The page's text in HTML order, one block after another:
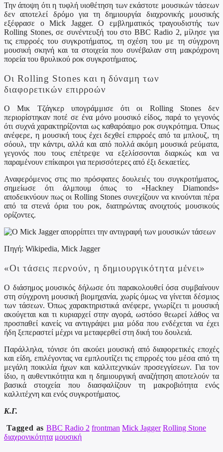
Την άποψη ότι η τυφλή υιοθέτηση των εκάστοτε μουσικών τάσεων
δεν αποτελεί δρόμο για τη δημιουργία διαχρονικής μουσικής
εξέφρασε ο Mick Jagger. Ο εμβληματικός τραγουδιστής των
Rolling Stones, σε συνέντευξή του στο BBC Radio 2, μίλησε για
τις επιρροές του συγκροτήματος, τη σχέση του με τη σύγχρονη
μουσική σκηνή και τα στοιχεία που συνέβαλαν στη μακρόχρονη
πορεία του θρυλικού ροκ συγκροτήματος.
Οι Rolling Stones και η δύναμη των
διαφορετικών επιρροών
Ο Μικ Τζάγκερ υπογράμμισε ότι οι Rolling Stones δεν
περιορίστηκαν ποτέ σε ένα μόνο μουσικό είδος, παρά το γεγονός
ότι συχνά χαρακτηρίζονται ως καθαρόαιμο ροκ συγκρότημα. Όπως
ανέφερε, η μουσική τους έχει δεχθεί επιρροές από τα μπλουζ, τη
σόουλ, την κάντρι, αλλά και από πολλά ακόμη μουσικά ρεύματα,
γεγονός που τους επέτρεψε να εξελίσσονται διαρκώς και να
παραμένουν επίκαιροι για περισσότερες από έξι δεκαετίες.
Αναφερόμενος στις πιο πρόσφατες δουλειές του συγκροτήματος,
σημείωσε ότι άλμπουμ όπως το «Hackney Diamonds»
αποδεικνύουν πως οι Rolling Stones συνεχίζουν να κινούνται πέρα
από τα στενά όρια του ροκ, διατηρώντας ανοιχτούς μουσικούς
ορίζοντες.
Πηγή: Wikipedia, Mick Jagger
«Οι τάσεις περνούν, η δημιουργικότητα μένει»
Ο διάσημος μουσικός δήλωσε ότι παρακολουθεί όσα συμβαίνουν
στη σύγχρονη μουσική βιομηχανία, χωρίς όμως να γίνεται δέσμιος
των τάσεων. Όπως χαρακτηριστικά ανέφερε, γνωρίζει τι μουσική
ακούγεται και τι κυριαρχεί στην αγορά, ωστόσο θεωρεί λάθος να
προσπαθεί κανείς να αντιγράψει μια μόδα που ενδέχεται να έχει
ήδη ξεπεραστεί μέχρι να μεταφερθεί στη δική του δουλειά.
Παράλληλα, τόνισε ότι ακούει μουσική από διαφορετικές εποχές
και είδη, επιλέγοντας να εμπλουτίζει τις επιρροές του μέσα από τη
μεγάλη ποικιλία ήχων και καλλιτεχνικών προσεγγίσεων. Για τον
ίδιο, η αυθεντικότητα και η δημιουργική αναζήτηση αποτελούν τα
βασικά στοιχεία που διασφαλίζουν τη μακροβιότητα ενός
καλλιτέχνη και ενός συγκροτήματος.
Κ.Γ.
Tagged as BBC Radio 2 frontman Mick Jagger Rolling Stone
διαχρονικότητα μουσική